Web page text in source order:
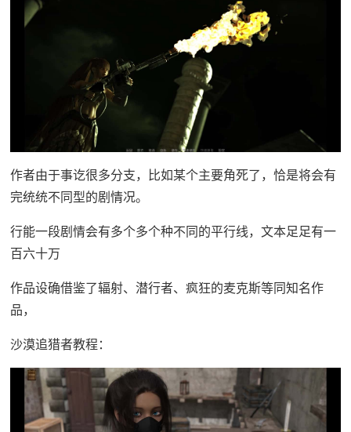
作者由于事讫很多分支，比如某个主要角死了，恰是将会有
完统统不同型的剧情况。
行能一段剧情会有多个多个种不同的平行线，文本足足有一
百六十万
作品设确借鉴了辐射、潜行者、疯狂的麦克斯等同知名作
品，
沙漠追猎者教程：